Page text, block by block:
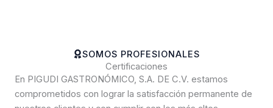
SOMOS PROFESIONALES
Certificaciones
En PIGUDI GASTRONÓMICO, S.A. DE C.V. estamos
comprometidos con lograr la satisfacción permanente de